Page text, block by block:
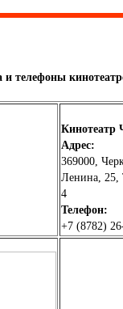
и телефоны
Кинотеатр
Адрес:
369000,
Ленина, 25,
4
Телефон:
+7 (8782)